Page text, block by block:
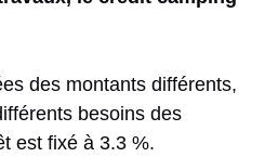
des montants différents,
besoins des
est fixé à 3.3 %.